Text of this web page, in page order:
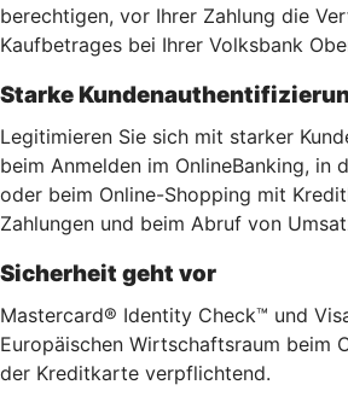
berechtigen, vor Ihrer Zahlung die
Kaufbetrages bei Ihrer Volksbank
Starke
Legitimieren Sie sich mit starker
beim Anmelden im OnlineBanking, in
oder beim Online-Shopping mit
Zahlungen und beim Abruf von
Sicherheit geht vor
Mastercard® Identity Check™ und
Europäischen Wirtschaftsraum beim
der Kreditkarte verpflichtend.